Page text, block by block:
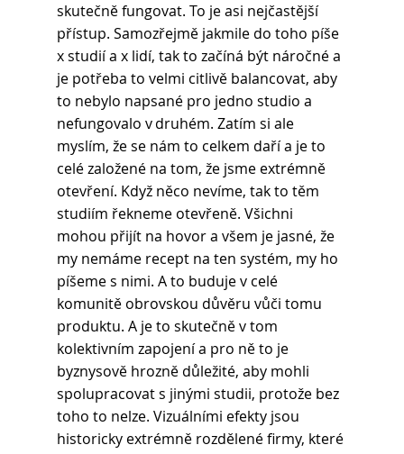
skutečně fungovat. To je asi nejčastější
přístup. Samozřejmě jakmile do toho píše
x studií a x lidí, tak to začíná být náročné a
je potřeba to velmi citlivě balancovat, aby
to nebylo napsané pro jedno studio a
nefungovalo v druhém. Zatím si ale
myslím, že se nám to celkem daří a je to
celé založené na tom, že jsme extrémně
otevření. Když něco nevíme, tak to těm
studiím řekneme otevřeně. Všichni
mohou přijít na hovor a všem je jasné, že
my nemáme recept na ten systém, my ho
píšeme s nimi. A to buduje v celé
komunitě obrovskou důvěru vůči tomu
produktu. A je to skutečně v tom
kolektivním zapojení a pro ně to je
byznysově hrozně důležité, aby mohli
spolupracovat s jinými studii, protože bez
toho to nelze. Vizuálními efekty jsou
historicky extrémně rozdělené firmy, které